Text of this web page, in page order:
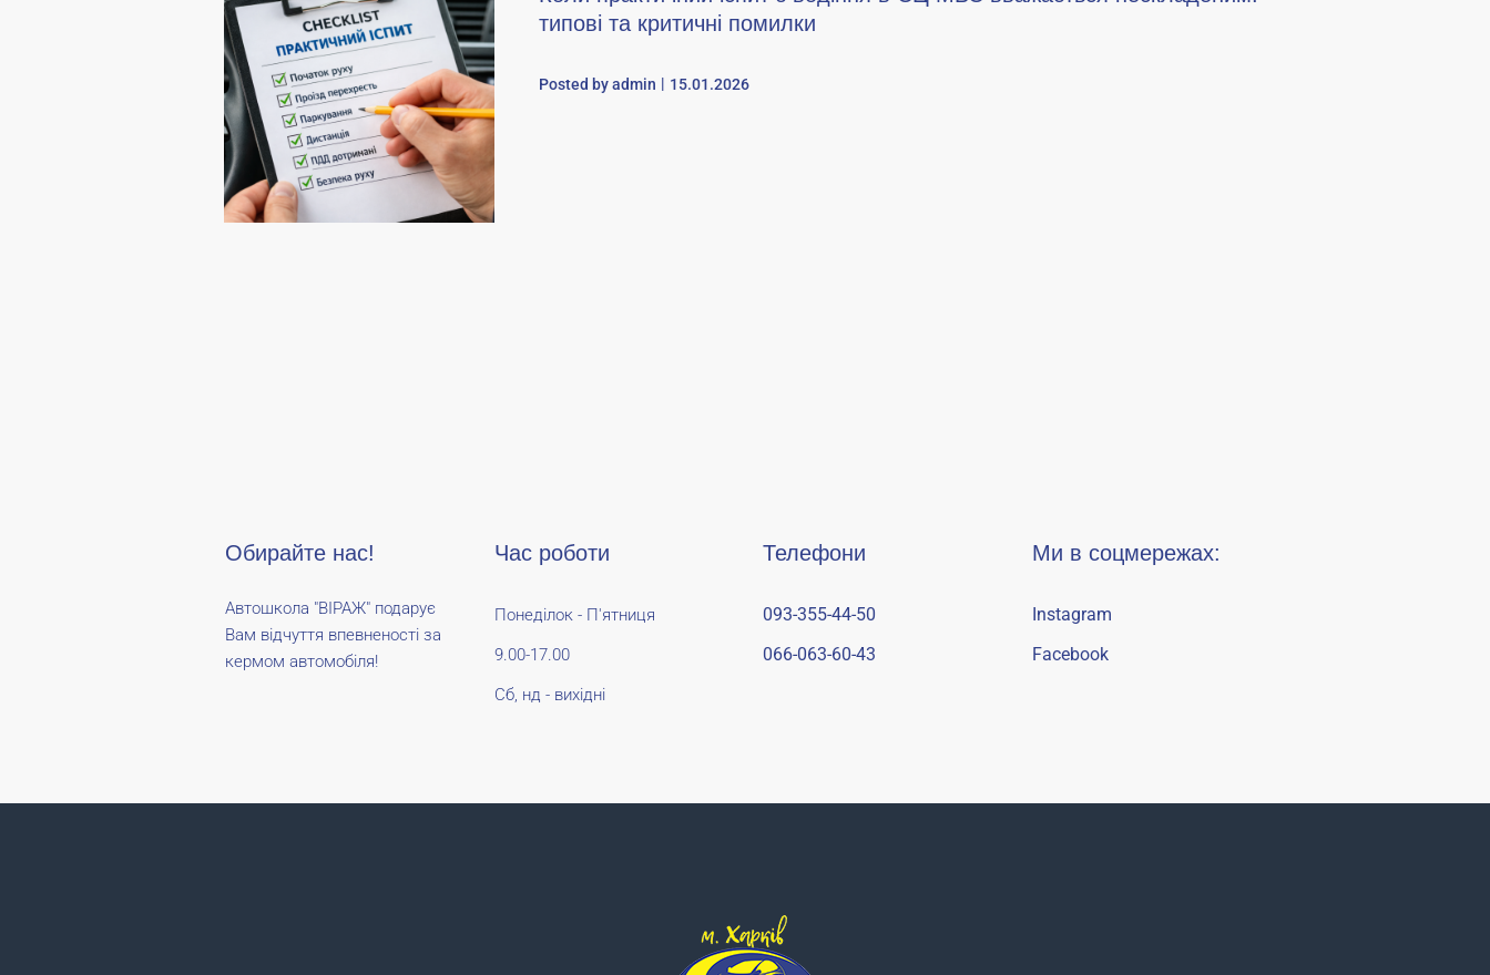
типові та критичні помилки
Posted byadmin 15.01.2026
Обирайте нас!
Автошкола "ВІРАЖ" подарує
Вам відчуття впевненості за
кермом автомобіля!
Час роботи
Понеділок - П'ятниця
9.00-17.00
Сб, нд - вихідні
Телефони
093-355-44-50
066-063-60-43
Ми в соцмережах:
Instagram
Facebook